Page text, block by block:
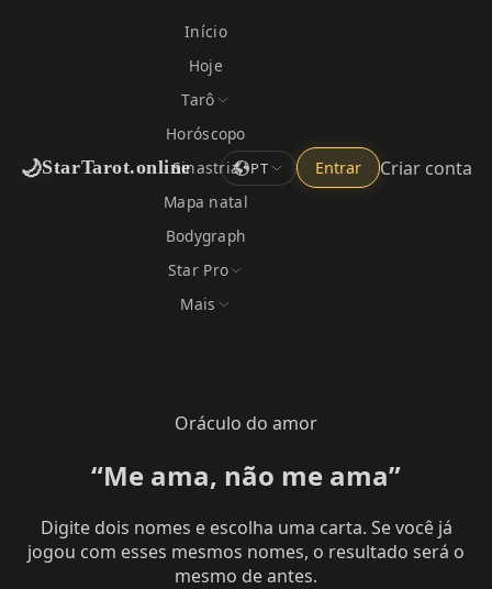
🌙StarTarot.online
Início
Hoje
Tarô
Horóscopo
Sinastria
Mapa natal
Bodygraph
Star Pro
Mais
PT Entrar Criar conta
Oráculo do amor
“Me ama, não me ama”
Digite dois nomes e escolha uma carta. Se você já
jogou com esses mesmos nomes, o resultado será o
mesmo de antes.